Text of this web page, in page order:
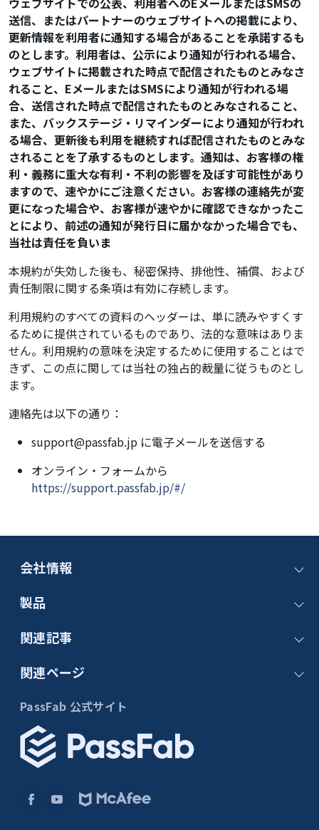
送信、またはパートナーのウェブサイトへの掲載により、
更新情報を利用者に通知する場合があることを承諾するも
のとします。利用者は、公示により通知が行われる場合、
ウェブサイトに掲載された時点で配信されたものとみなさ
れること、EメールまたはSMSにより通知が行われる場
合、送信された時点で配信されたものとみなされること、
また、バックステージ・リマインダーにより通知が行われ
る場合、更新後も利用を継続すれば配信されたものとみな
されることを了承するものとします。通知は、お客様の権
利・義務に重大な有利・不利の影響を及ぼす可能性があり
ますので、速やかにご注意ください。お客様の連絡先が変
更になった場合や、お客様が速やかに確認できなかったこ
とにより、前述の通知が発行日に届かなかった場合でも、
当社は責任を負いま
本規約が失効した後も、秘密保持、排他性、補償、および
責任制限に関する条項は有効に存続します。
利用規約のすべての資料のヘッダーは、単に読みやすくす
るために提供されているものであり、法的な意味はありま
せん。利用規約の意味を決定するために使用することはで
きず、この点に関しては当社の独占的裁量に従うものとし
ます。
連絡先は以下の通り：
support@passfab.jp に電子メールを送信する
オンライン・フォームから
https://support.passfab.jp/#/
PassFab 公式サイト
会社情報
お問い合わせ
パートナー
サブスクリプション更新
製品
PassFab 4WinKey
PassFab 4EasyPartition
PassFab for Excel
PassFab for RAR
PassFab iPhone Unlock
関連記事
Windows 11
windows 10
windows 7
Windows修復
パソコン修復
関連ページ
iPhone ロック解除
スクリーンタイム
iTunes バックアップ
Androidロック解除